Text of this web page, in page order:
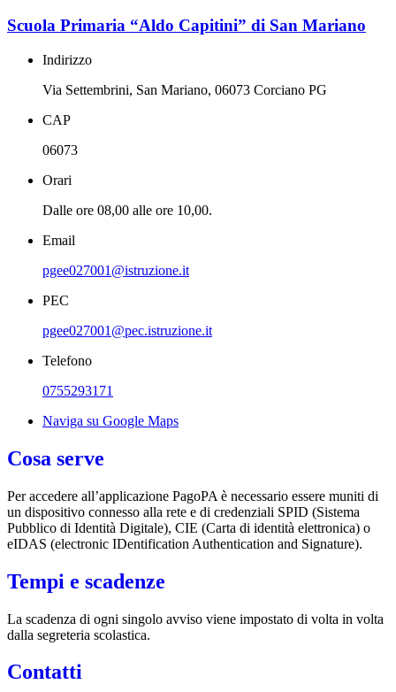
Scuola Primaria “Aldo Capitini” di San Mariano
Indirizzo
Via Settembrini, San Mariano, 06073 Corciano PG
CAP
06073
Orari
Dalle ore 08,00 alle ore 10,00.
Email
pgee027001@istruzione.it
PEC
pgee027001@pec.istruzione.it
Telefono
0755293171
Naviga su Google Maps
Cosa serve
Per accedere all’applicazione PagoPA è necessario essere muniti di
un dispositivo connesso alla rete e di credenziali SPID (Sistema
Pubblico di Identità Digitale), CIE (Carta di identità elettronica) o
eIDAS (electronic IDentification Authentication and Signature).
Tempi e scadenze
La scadenza di ogni singolo avviso viene impostato di volta in volta
dalla segreteria scolastica.
Contatti